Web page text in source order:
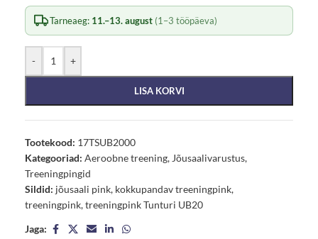
Tarneaeg: 11.–13. august (1–3 tööpäeva)
- +
LISA KORVI
Tootekood: 17TSUB2000
Kategooriad: Aeroobne treening, Jõusaalivarustus,
Treeningpingid
Sildid: jõusaali pink, kokkupandav treeningpink,
treeningpink,treeningpink Tunturi UB20
Jaga: